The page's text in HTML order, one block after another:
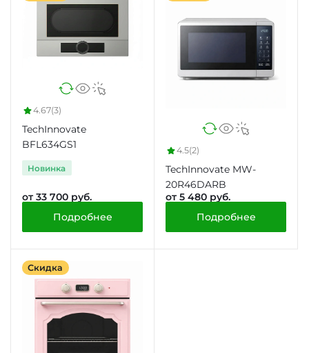
4.67(3)
TechInnovate
BFL634GS1
Новинка
от 33 700 руб.
Подробнее
4.5(2)
TechInnovate MW-
20R46DARB
от 5 480 руб.
Подробнее
Скидка